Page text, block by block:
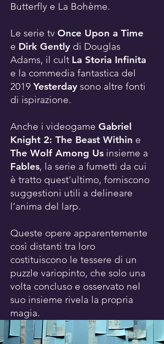
Butterfly e La Bohème.
Le serie tv Once Upon a Time
e Dirk Gently di Douglas
Adams, il cult La Storia Infinita
e la commedia fantastica del
2019 Yesterday sono altre fonti
di ispirazione.
Anche i videogame Gabriel
Knight 2: The Beast Within e
The Wolf Among Us insieme a
Fables, la serie a fumetti da cui
è tratto quest’ultimo, forniscono
suggestioni utili a delineare
l’anima del larp.
Queste opere apparentemente
così distanti tra loro
costituiscono le tessere di un
puzzle variopinto, che solo una
volta concluso e osservato nel
suo insieme rivela la propria
magia.